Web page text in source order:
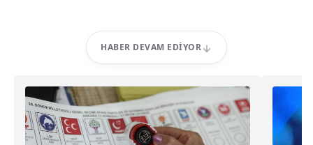
HABER DEVAM EDIYOR